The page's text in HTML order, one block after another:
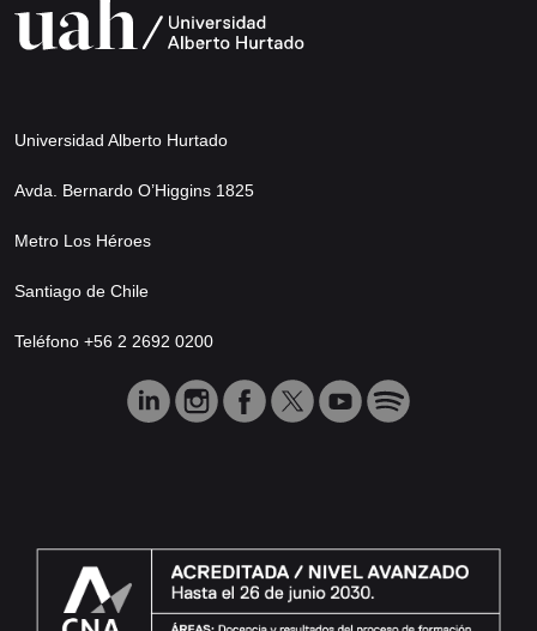
Universidad Alberto Hurtado
Avda. Bernardo O’Higgins 1825
Metro Los Héroes
Santiago de Chile
Teléfono +56 2 2692 0200